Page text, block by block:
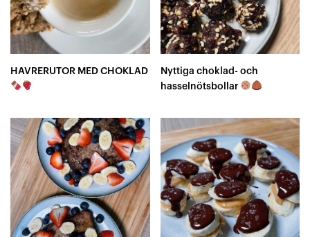
HAVRERUTOR MED CHOKLAD
Nyttiga choklad- och
hasselnötsbollar